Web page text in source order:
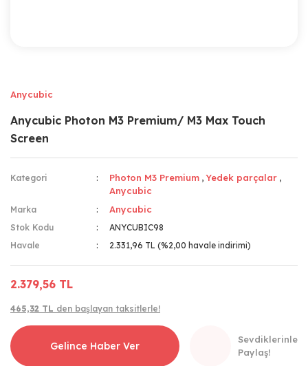
Anycubic
Anycubic Photon M3 Premium/ M3 Max Touch
Screen
Kategori Photon M3 Premium ,Yedek parçalar ,
Anycubic
Marka Anycubic
Stok Kodu
ANYCUBIC98
Havale
2.331,96 TL (%2,00 havale indirimi)
2.379,56 TL
465,32 TL den başlayan taksitlerle!
Gelince Haber Ver
Sevdiklerinle
Paylaş!